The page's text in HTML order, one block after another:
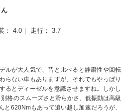
： 4.0 走行： 3.7
ルが大人気で、昔と比べると静粛性や回転
らない車もありますが、それでもやっぱり
るとディーゼルを意識させますね。しかし
格のスムーズさと滑らかさ、低振動は高級
と620Nmもあって追い越し加速だろうが、